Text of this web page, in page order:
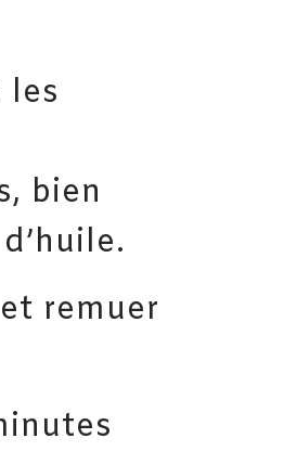
les
bien
remuer